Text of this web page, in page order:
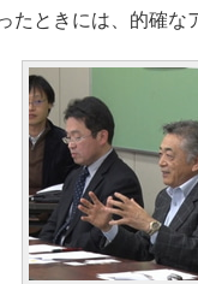
たときには、的確な